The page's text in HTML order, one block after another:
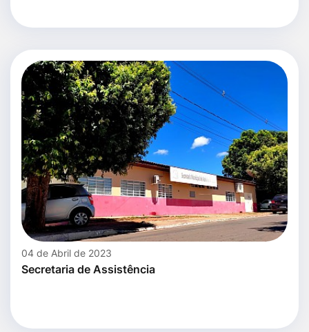
04 de Abril de 2023
Secretaria de Assistência